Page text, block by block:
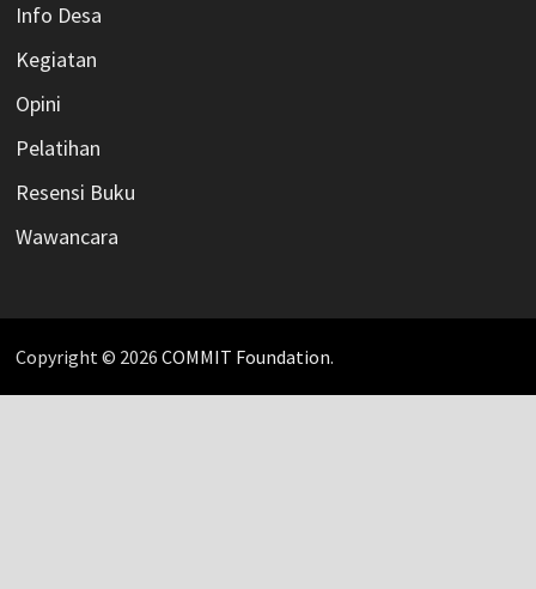
Info Desa
Kegiatan
Opini
Pelatihan
Resensi Buku
Wawancara
Copyright © 2026 COMMIT Foundation.